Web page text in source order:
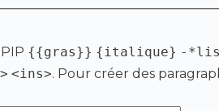
{{gras}} {italique} -
<ins>. Pour créer des